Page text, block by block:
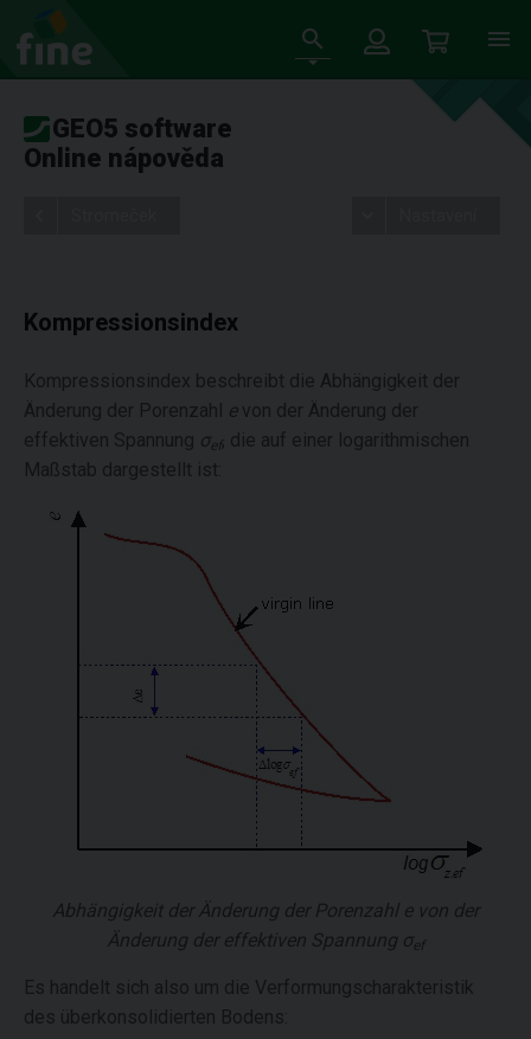
GEO5 software
Online nápověda
Kompressionsindex
Kompressionsindex beschreibt die Abhängigkeit der
Änderung der Porenzahl evon der Änderung der
effektiven Spannung σef, die auf einer logarithmischen
Maßstab dargestellt ist:
Abhängigkeit der Änderung der Porenzahl evon der
Änderung der effektiven Spannung σef
Es handelt sich also um die Verformungscharakteristik
des überkonsolidierten Bodens: